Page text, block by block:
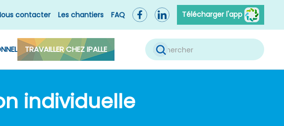
contacter Les chantiers FAQ Télécharger l'app
TRAVAILLER CHEZ IPALLE
individuelle